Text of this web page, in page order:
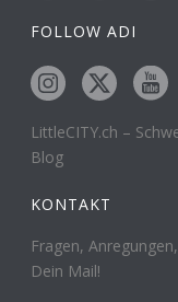
FOLLOW ADI
LittleCITY.ch –
Blog
KONTAKT
Fragen,
Dein Mail!